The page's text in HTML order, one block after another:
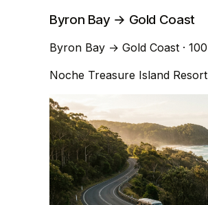
Byron Bay → Gold Coast
Byron Bay → Gold Coast ·
Noche Treasure Island Resort